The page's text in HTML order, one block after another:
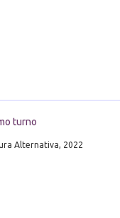
turno
Alternativa, 2022